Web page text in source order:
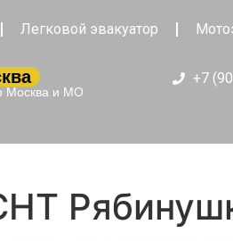
Легковой эвакуатор
Москва и МО
+7